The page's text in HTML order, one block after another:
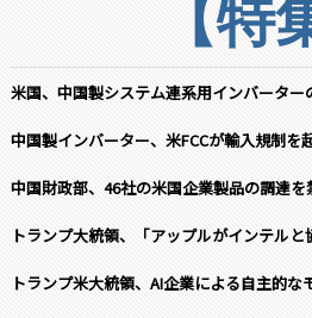
【
米国、中国製システム連系用インバーター
中国製インバーター、米FCCが輸入規制
中国財政部、46社の米国企業製品の調達を
トランプ大統領、「アップルがインテル
トランプ米大統領、AI企業による自主的な